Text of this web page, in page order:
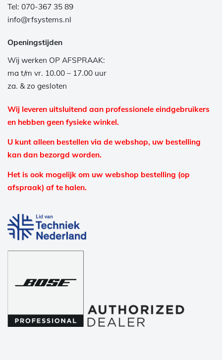
Tel: 070-367 35 89
info@rfsystems.nl
Openingstijden
Wij werken OP AFSPRAAK:
ma t/m vr. 10.00 – 17.00 uur
za. & zo gesloten
Wij leveren uitsluitend aan professionele eindgebruikers
en hebben geen fysieke winkel.
U kunt alleen bestellen via de webshop, uw bestelling
kan dan bezorgd worden.
Het is ook mogelijk om uw webshop bestelling (op
afspraak) af te halen.